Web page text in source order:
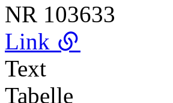
NR 103633
Link
Text
Tabelle